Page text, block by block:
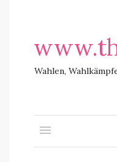
Wahlen,